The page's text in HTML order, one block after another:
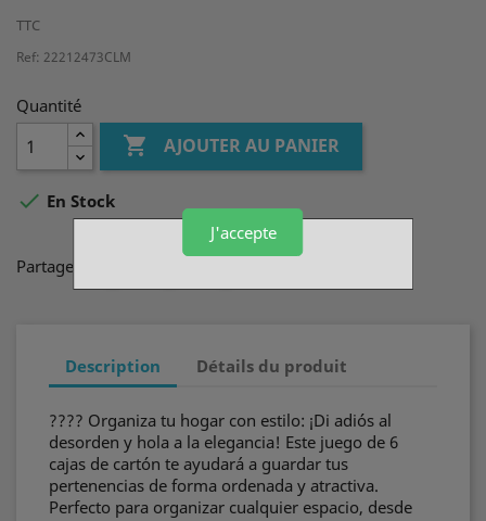
TTC
Ref: 22212473CLM
Quantité
 AJOUTER AU PANIER
 En Stock
Partager
Description Détails du produit
???? Organiza tu hogar con estilo: ¡Di adiós al
desorden y hola a la elegancia! Este juego de 6
cajas de cartón te ayudará a guardar tus
pertenencias de forma ordenada y atractiva.
Perfecto para organizar cualquier espacio, desde
J'accepte